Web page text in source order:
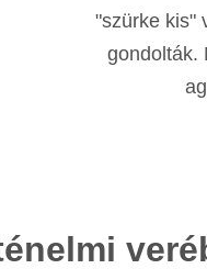
"szürke kis"
gondolták.